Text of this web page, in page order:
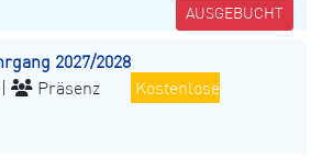
AUSGEBUCHT
2027/2028
Präsenz
Kostenlose